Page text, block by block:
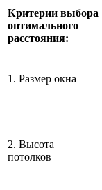
Критерии выбора
оптимального
расстояния:
1. Размер окна
2. Высота
потолков